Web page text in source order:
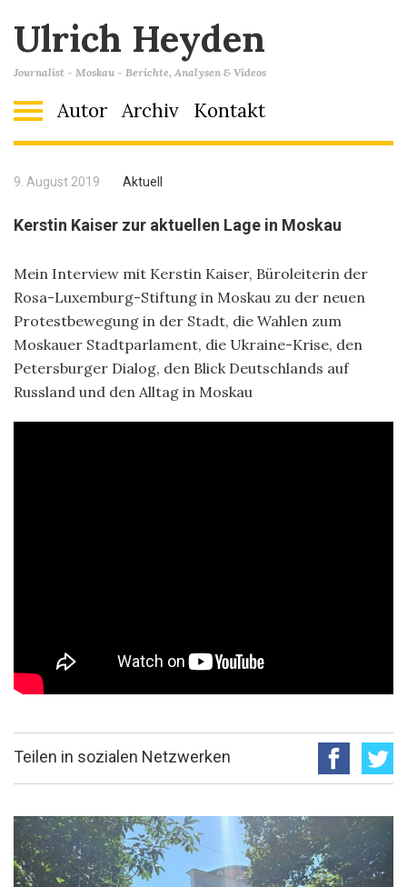
Ulrich Heyden
Journalist - Moskau - Berichte, Analysen & Videos
Autor Archiv Kontakt
9. August 2019 Aktuell
Kerstin Kaiser zur aktuellen Lage in Moskau
Mein Interview mit Kerstin Kaiser, Büroleiterin der
Rosa-Luxemburg-Stiftung in Moskau zu der neuen
Protestbewegung in der Stadt, die Wahlen zum
Moskauer Stadtparlament, die Ukraine-Krise, den
Petersburger Dialog, den Blick Deutschlands auf
Russland und den Alltag in Moskau
Teilen in sozialen Netzwerken